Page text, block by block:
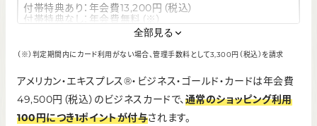
付帯特典あり：年会費13,200円（税込）
付帯特典なし：年会費無料（※）
ポイント還元率
全部見る
（※）判定期間内にカード利用がない場合、管理手数料として3,300円（税込）を請求
アメリカン・エキスプレス®・ビジネス・ゴールド・カードは年会費
49,500円（税込）のビジネスカードで、通常のショッピング利用
100円につき1ポイントが付与されます。